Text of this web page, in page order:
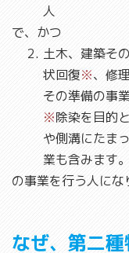
人
で、かつ
土木、建築そ
状回復※、修
その準備の事
※除染を目的
や側溝にたま
業も含みます。
の事業を行う人にな
なぜ、第二